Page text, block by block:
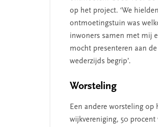
op het project. ‘We
ontmoetingstuin was
inwoners samen met mij
mocht presenteren aan
wederzijds begrip’.
Worsteling
Een andere worsteling
wijkvereniging, 50